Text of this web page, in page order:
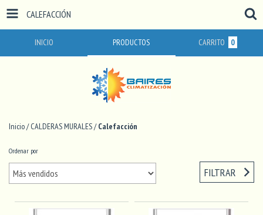
CALEFACCIÓN
INICIO PRODUCTOS CARRITO 0
Inicio/ CALDERAS MURALES/ Calefacción
Ordenar por
FILTRAR